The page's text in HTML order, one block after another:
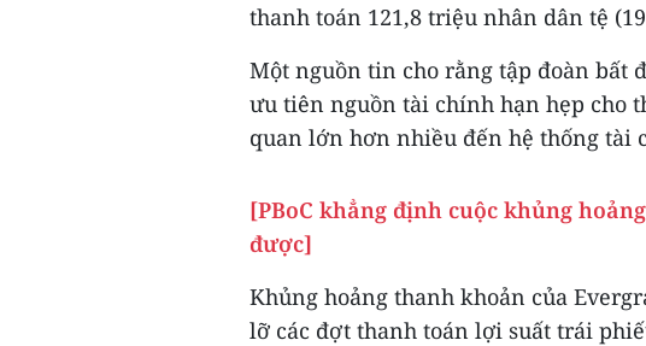
thanh toán 121,8 triệu nhân dân tệ
Một nguồn tin cho rằng tập đoàn bất
ưu tiên nguồn tài chính hạn hẹp cho
quan lớn hơn nhiều đến hệ thống tài
[PBoC khẳng định cuộc khủng
được]
Khủng hoảng thanh khoản của
lỡ các đợt thanh toán lợi suất trái